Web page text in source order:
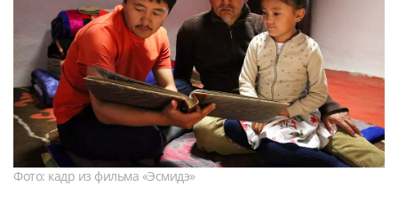
Фото: кадр из фильма «Эсмидэ»